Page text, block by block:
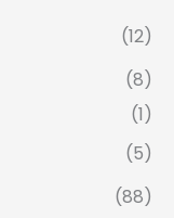
(12)
(8)
(1)
(5)
(88)